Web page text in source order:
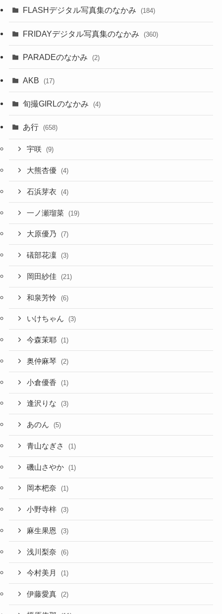
FLASHデジタル写真集のなかみ (184)
FRIDAYデジタル写真集のなかみ (360)
PARADEのなかみ (2)
AKB (17)
旬撮GIRLのなかみ (4)
あ行 (658)
宇咲 (9)
大熊杏優 (4)
石浜芽衣 (4)
一ノ瀬瑠菜 (19)
大原優乃 (7)
礒部花凜 (3)
岡田紗佳 (21)
和泉芳怜 (6)
いけちゃん (3)
今森茉耶 (1)
奥仲麻琴 (2)
小倉優香 (1)
逢沢りな (3)
あのん (5)
青山なぎさ (1)
磯山さやか (1)
岡本杷奈 (1)
小野寺梓 (3)
麻生果恩 (3)
浅川梨奈 (6)
今村美月 (1)
伊藤愛真 (2)